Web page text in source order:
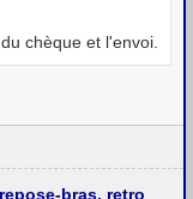
chèque et l'envoi.
bras, retro